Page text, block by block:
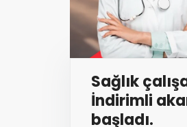
Sağlık
İndirimli
başladı.